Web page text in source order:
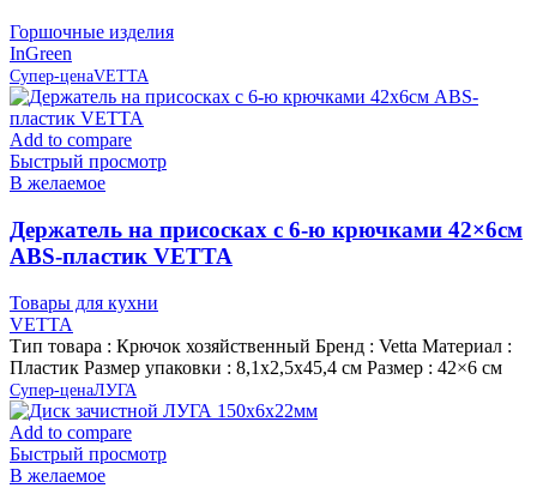
Горшочные изделия
InGreen
Супер-ценаVETTA
Add to compare
Быстрый просмотр
В желаемое
Держатель на присосках с 6-ю крючками 42×6см
ABS-пластик VETTA
Товары для кухни
VETTA
Тип товара : Крючок хозяйственный Бренд : Vetta Материал :
Пластик Размер упаковки : 8,1х2,5х45,4 см Размер : 42×6 см
Супер-ценаЛУГА
Add to compare
Быстрый просмотр
В желаемое